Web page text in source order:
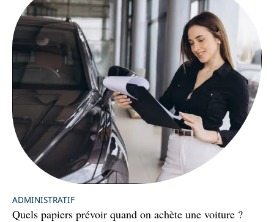
ADMINISTRATIF
Quels papiers prévoir quand on achète une voiture ?